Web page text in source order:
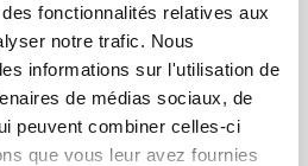
fonctionnalités relatives aux
notre trafic. Nous
informations sur l'utilisation de
de médias sociaux, de
peuvent combiner celles-ci
que vous leur avez fournies